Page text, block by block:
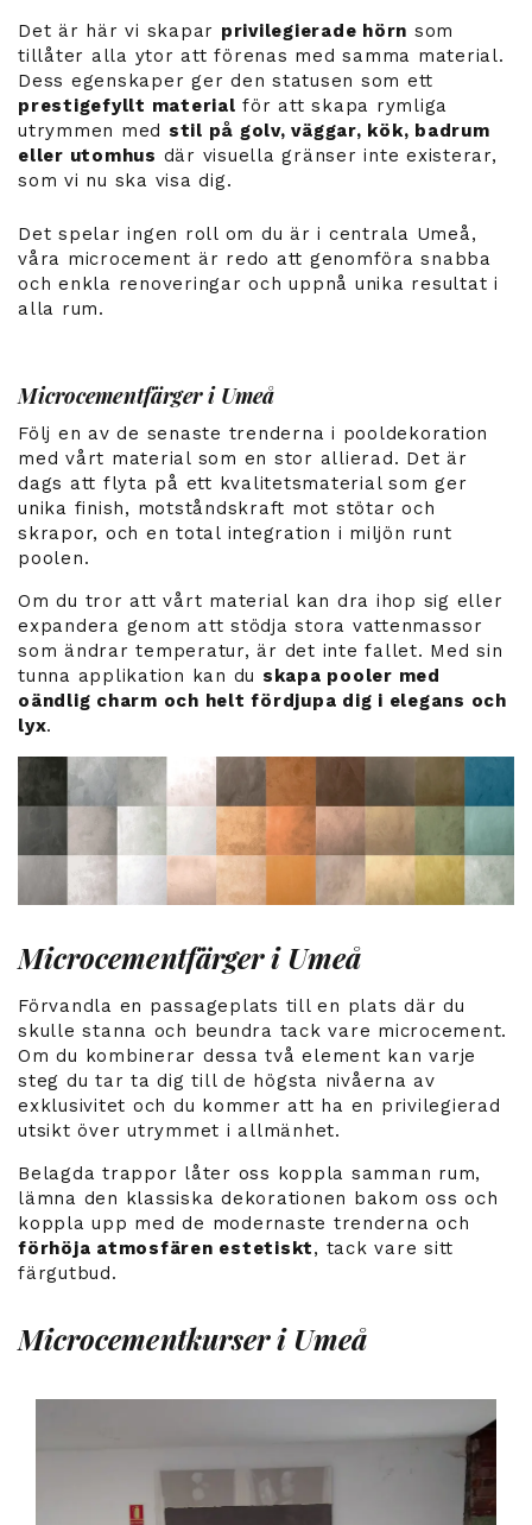
Det är här vi skapar privilegierade hörn som
tillåter alla ytor att förenas med samma material.
Dess egenskaper ger den statusen som ett
prestigefyllt material för att skapa rymliga
utrymmen med stil på golv, väggar, kök, badrum
eller utomhus där visuella gränser inte existerar,
som vi nu ska visa dig.
Det spelar ingen roll om du är i centrala Umeå,
våra microcement är redo att genomföra snabba
och enkla renoveringar och uppnå unika resultat i
alla rum.
Microcementfärger i Umeå
Följ en av de senaste trenderna i pooldekoration
med vårt material som en stor allierad. Det är
dags att flyta på ett kvalitetsmaterial som ger
unika finish, motståndskraft mot stötar och
skrapor, och en total integration i miljön runt
poolen.
Om du tror att vårt material kan dra ihop sig eller
expandera genom att stödja stora vattenmassor
som ändrar temperatur, är det inte fallet. Med sin
tunna applikation kan du skapa pooler med
oändlig charm och helt fördjupa dig i elegans och
lyx.
Microcementfärger i Umeå
Förvandla en passageplats till en plats där du
skulle stanna och beundra tack vare microcement.
Om du kombinerar dessa två element kan varje
steg du tar ta dig till de högsta nivåerna av
exklusivitet och du kommer att ha en privilegierad
utsikt över utrymmet i allmänhet.
Belagda trappor låter oss koppla samman rum,
lämna den klassiska dekorationen bakom oss och
koppla upp med de modernaste trenderna och
förhöja atmosfären estetiskt, tack vare sitt
färgutbud.
Microcementkurser i Umeå